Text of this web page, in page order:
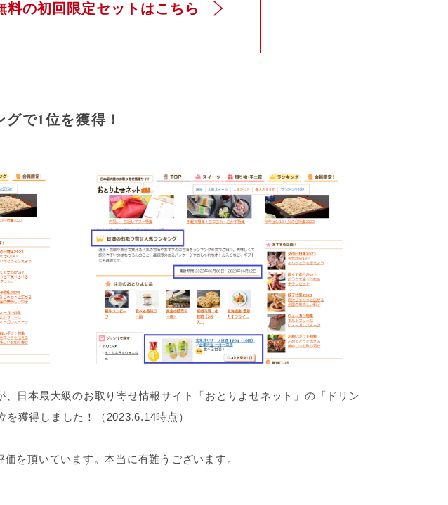
料の初回限定セットはこちら
で1位を獲得！
日本最大級のお取り寄せ情報サイト「おとりよせネット」の「ドリン
獲得しました！（2023.6.14時点）
を頂いています。本当に有難うございます。